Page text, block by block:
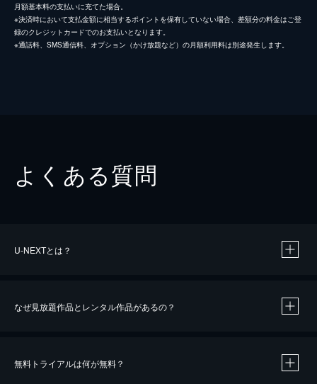
月額基本料の支払いに充てた場合。
※決済時において支払金額に相当するポイントを保有していない場合、差額分の料金はご登
録のクレジットカードでのお支払いとなります。
※通話料、SMS通信料、オプション（かけ放題など）の月額利用料は別途発生します。
よくある質問
U-NEXTとは？
なぜ見放題作品とレンタル作品があるの？
無料トライアルは何が無料？